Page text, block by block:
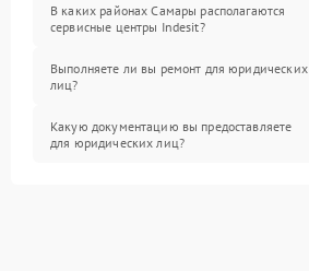
В каких районах Самары располагаются
сервисные центры Indesit?
Выполняете ли вы ремонт для юридических
лиц?
Какую документацию вы предоставляете
для юридических лиц?